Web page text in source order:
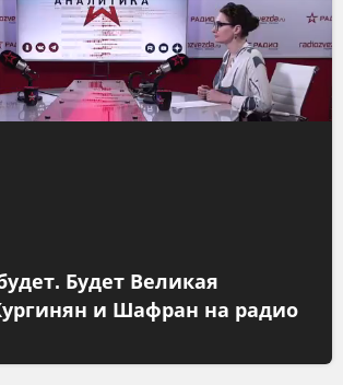
Будет Великая
и Шафран на радио